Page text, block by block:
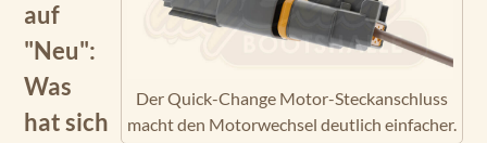
Der Quick-Change Motor-Steckanschluss
macht den Motorwechsel deutlich einfacher.
auf
"Neu":
Was
hat sich